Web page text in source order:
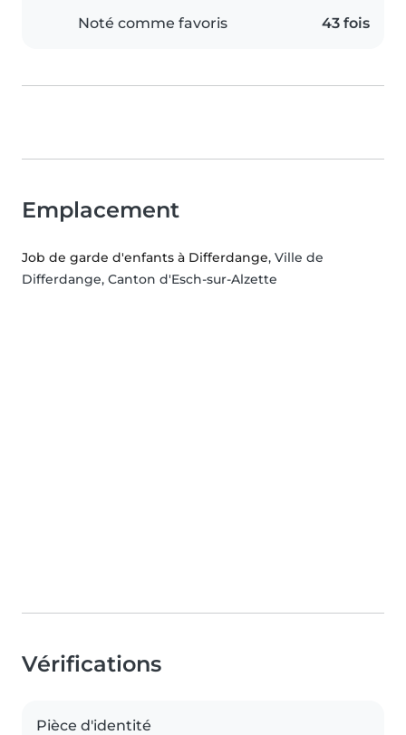
Noté comme favoris 43 fois
Emplacement
Job de garde d'enfants à Differdange, Ville de
Differdange, Canton d'Esch-sur-Alzette
Vérifications
Pièce d'identité